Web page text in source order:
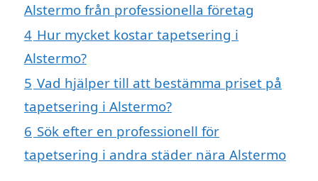
Alstermo från professionella företag
4 Hur mycket kostar tapetsering i
Alstermo?
5 Vad hjälper till att bestämma priset på
tapetsering i Alstermo?
6 Sök efter en professionell för
tapetsering i andra städer nära Alstermo